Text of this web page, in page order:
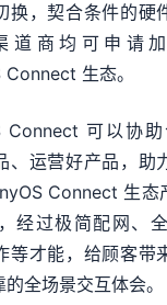
换，契合条件的硬
道商均可申请
生态。
Connect 可以协
、运营好产品，助
Connect 生态
经过极简配网、
等才能，给顾客带
全场景交互体会。